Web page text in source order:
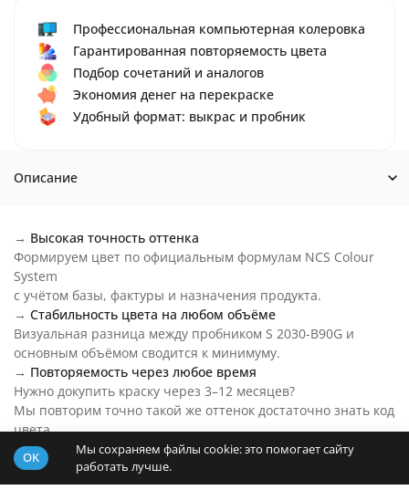
Профессиональная компьютерная колеровка
Гарантированная повторяемость цвета
Подбор сочетаний и аналогов
Экономия денег на перекраске
Удобный формат: выкрас и пробник
Описание
→ Высокая точность оттенка
Формируем цвет по официальным формулам NCS Colour
System
с учётом базы, фактуры и назначения продукта.
→ Стабильность цвета на любом объёме
Визуальная разница между пробником S 2030-B90G и
основным объёмом сводится к минимуму.
→ Повторяемость через любое время
Нужно докупить краску через 3–12 месяцев?
Мы повторим точно такой же оттенок достаточно знать код
цвета.
→Цвет S 2030-B90G на любой бюджет
Основу пробника подберем под ваш бюджет и задачи.
OK
Мы сохраняем файлы cookie: это помогает сайту
работать лучше.